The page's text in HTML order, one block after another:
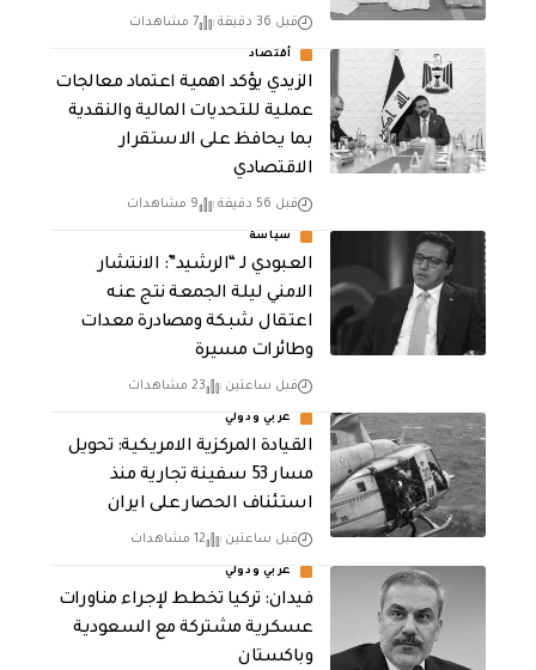
قبل 36 دقيقة 7 مشاهدات
أقتصاد
الزيدي يؤكد اهمية اعتماد معالجات
عملية للتحديات المالية والنقدية
بما يحافظ على الاستقرار
الاقتصادي
قبل 56 دقيقة 9 مشاهدات
سياسة
العبودي لـ “الرشيد”: الانتشار
الامني ليلة الجمعة نتج عنه
اعتقال شبكة ومصادرة معدات
وطائرات مسيرة
قبل ساعتين 23 مشاهدات
عربي ودولي
القيادة المركزية الامريكية: تحويل
مسار 53 سفينة تجارية منذ
استئناف الحصار على ايران
قبل ساعتين 12 مشاهدات
عربي ودولي
فيدان: تركيا تخطط لإجراء مناورات
عسكرية مشتركة مع السعودية
وباكستان